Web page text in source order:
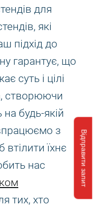
Відправити запит
для
які
підхід до
гарантує, що
суть і цілі
створюючи
будь-якій
з
їхнє
нас
тих, хто